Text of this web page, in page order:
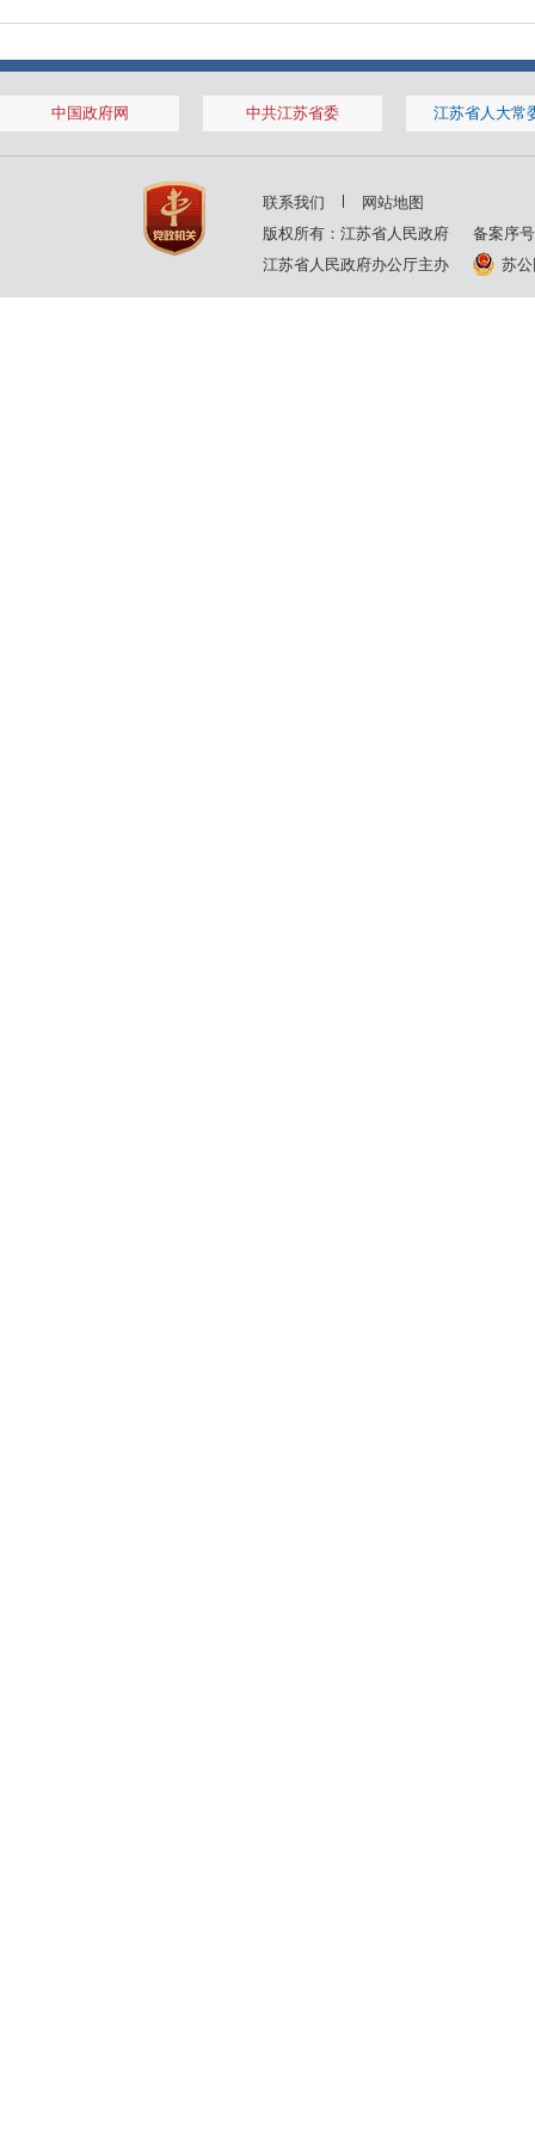
中国政府网 中共江苏省委 江苏省人大常
联系我们
网站地图
版权所有：江苏省人民政府
备案序
江苏省人民政府办公厅主办
苏